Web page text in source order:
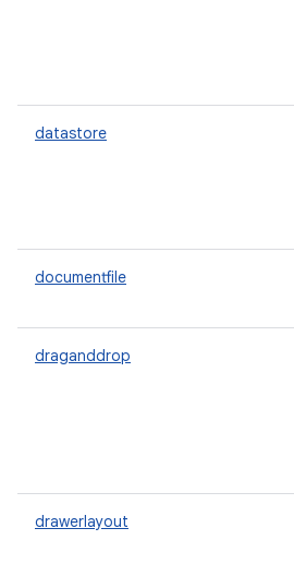
datastore
documentfile
draganddrop
drawerlayout